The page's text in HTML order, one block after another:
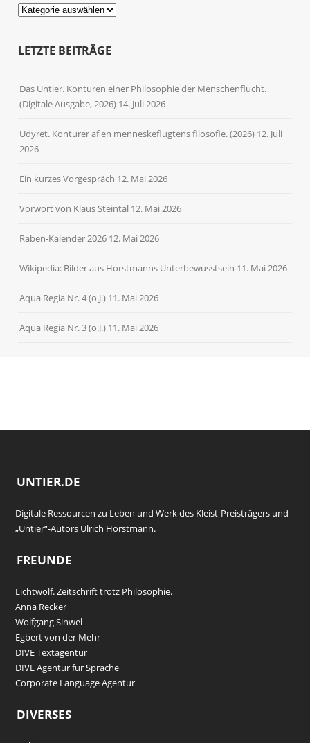
Kategorien
LETZTE BEITRÄGE
Das Untier. Konturen einer Philosophie der Menschenflucht.
(Digitale Ausgabe, 2026) 14. Juli 2026
Udyret. Konturer af en menneskeflugtens filosofie. (2026) 12. Juli
2026
Ein kurzes Vorgespräch 12. Mai 2026
Vorwort von Klaus Steintal 12. Mai 2026
Raben-Kalender 2026 12. Mai 2026
Wikipedia: Bilder aus Horstmanns Unterbewusstsein 11. Mai 2026
Aqua Regia Nr. 4 (o.J.) 11. Mai 2026
Aqua Regia Nr. 3 (o.J.) 11. Mai 2026
UNTIER.DE
Digitale Ressourcen zu Leben und Werk des Kleist-Preisträgers und
„Untier“-Autors Ulrich Horstmann.
FREUNDE
Lichtwolf. Zeitschrift trotz Philosophie.
Anna Recker
Wolfgang Sinwel
Egbert von der Mehr
DIVE Textagentur
DIVE Agentur für Sprache
Corporate Language Agentur
DIVERSES